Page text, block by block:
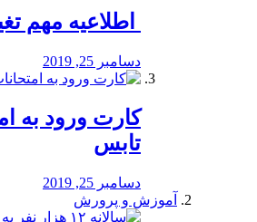
اطلاعیه مهم
دسامبر 25, 2019
کارت ورود به
تابس
دسامبر 25, 2019
آموزش و پرورش